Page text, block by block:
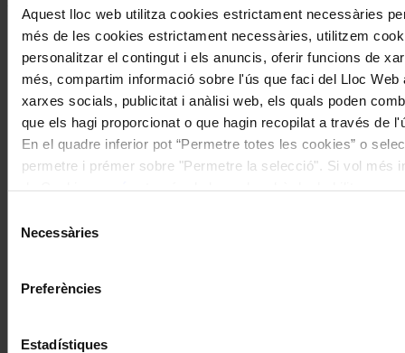
Aquest lloc web utilitza cookies estrictament necessàries
més de les cookies estrictament necessàries, utilitzem
personalitzar el contingut i els anuncis, oferir funcions de
més, compartim informació sobre l'ús que faci del Lloc Web
xarxes socials, publicitat i anàlisi web, els quals poden
que els hagi proporcionat o que hagin recopilat a través de
En el quadre inferior pot “Permetre totes les cookies” o
permetre i prémer sobre "Permetre la selecció". Si vol més
Necessàries
Preferències
Estadístiques
20% als concerts del Palau de la Música Catalana
Descomptes a altres cicles de concerts col·laboradors